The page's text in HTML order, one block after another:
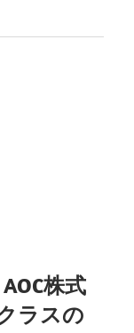
株式
ラスの